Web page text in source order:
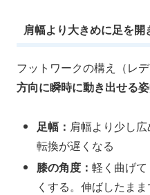
肩幅より大きめに足を
フットワークの構え（レデ
方向に瞬時に動き出せる
足幅： 肩幅より少し
転換が遅くなる
膝の角度：軽く曲げ
くする。伸ばしたま